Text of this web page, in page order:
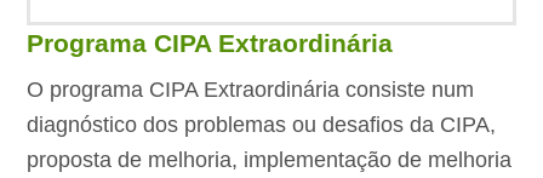
Programa CIPA Extraordinária
O programa CIPA Extraordinária consiste num
diagnóstico dos problemas ou desafios da CIPA,
proposta de melhoria, implementação de melhoria